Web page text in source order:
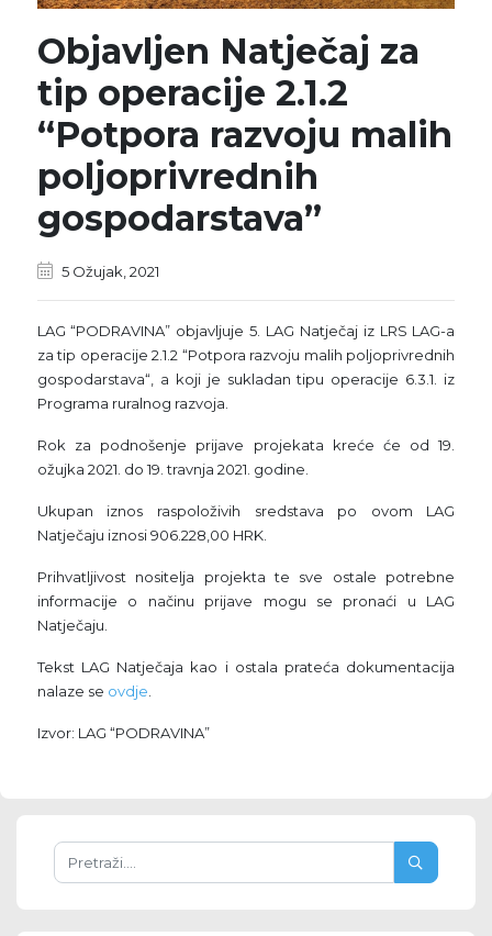
Objavljen Natječaj za
tip operacije 2.1.2
“Potpora razvoju malih
poljoprivrednih
gospodarstava”
5 Ožujak, 2021
LAG “PODRAVINA” objavljuje 5. LAG Natječaj iz LRS LAG-a
za tip operacije 2.1.2 “Potpora razvoju malih poljoprivrednih
gospodarstava“, a koji je sukladan tipu operacije 6.3.1. iz
Programa ruralnog razvoja.
Rok za podnošenje prijave projekata kreće će od 19.
ožujka 2021. do 19. travnja 2021. godine.
Ukupan iznos raspoloživih sredstava po ovom LAG
Natječaju iznosi 906.228,00 HRK.
Prihvatljivost nositelja projekta te sve ostale potrebne
informacije o načinu prijave mogu se pronaći u LAG
Natječaju.
Tekst LAG Natječaja kao i ostala prateća dokumentacija
nalaze se ovdje
Izvor: LAG “PODRAVINA”